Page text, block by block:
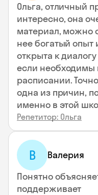
Ольга, отличный
интересно, она
материал, можно
нее богатый опыт
открыта к
если необходимы
расписании.
одна из причин,
именно в этой
Репетитор: Ольга
В Валерия
Понятно
поддерживает